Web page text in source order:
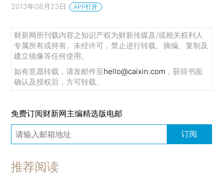
2013年08月23日 APP打开
财新网所刊载内容之知识产权为财新传媒及/或相关权利人
专属所有或持有。未经许可，禁止进行转载、摘编、复制及
建立镜像等任何使用。
如有意愿转载，请发邮件至hello@caixin.com ，获得书面
确认及授权后，方可转载。
免费订阅财新网主编精选版电邮
订阅
推荐阅读